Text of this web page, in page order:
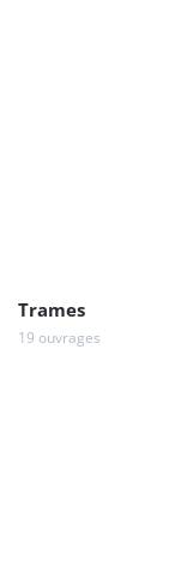
Trames
19 ouvrages